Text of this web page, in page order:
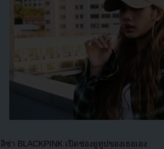
ลิซ่า BLACKPINK เปิดช่องยูทูปของเธอเอง